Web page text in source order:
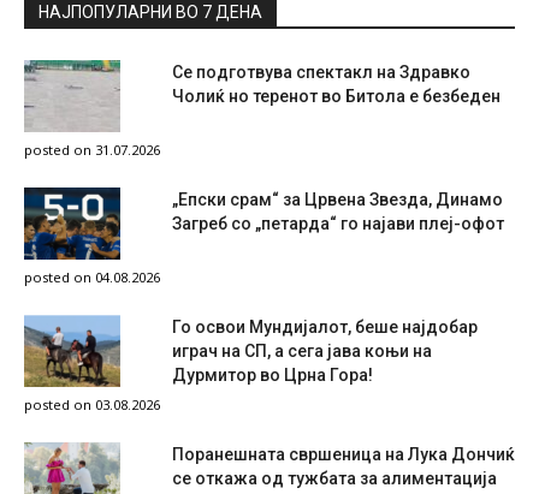
НАЈПОПУЛАРНИ ВО 7 ДЕНА
Се подготвува спектакл на Здравко
Чолиќ но теренот во Битола е безбеден
posted on 31.07.2026
„Епски срам“ за Црвена Звезда, Динамо
Загреб со „петарда“ го најави плеј-офот
posted on 04.08.2026
Го освои Мундијалот, беше најдобар
играч на СП, а сега јава коњи на
Дурмитор во Црна Гора!
posted on 03.08.2026
Поранешната свршеница на Лука Дончиќ
се откажа од тужбата за алиментација